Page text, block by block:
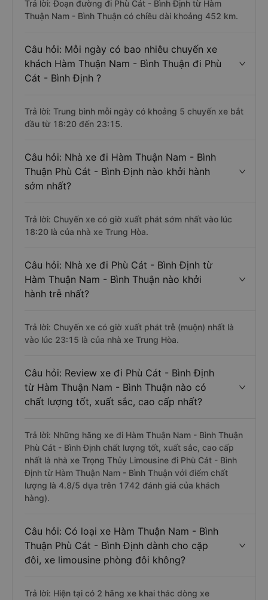
Trả lời: Đoạn đường đi Phù Cát - Bình Định từ Hàm
Thuận Nam - Bình Thuận có chiều dài khoảng 452 km.
Câu hỏi: Mỗi ngày có bao nhiêu chuyến xe
khách Hàm Thuận Nam - Bình Thuận đi Phù
Cát - Bình Định ?
Trả lời: Trung bình mỗi ngày có khoảng 5 chuyến xe bắt
đầu từ 18:20 đến 23:15.
Câu hỏi: Nhà xe đi Hàm Thuận Nam - Bình
Thuận Phù Cát - Bình Định nào khởi hành
sớm nhất?
Trả lời: Chuyến xe có giờ xuất phát sớm nhất vào lúc
18:20 là của nhà xe Trung Hòa.
Câu hỏi: Nhà xe đi Phù Cát - Bình Định từ
Hàm Thuận Nam - Bình Thuận nào khởi
hành trễ nhất?
Trả lời: Chuyến xe có giờ xuất phát trễ (muộn) nhất là
vào lúc 23:15 là của nhà xe Trung Hòa.
Câu hỏi: Review xe đi Phù Cát - Bình Định
từ Hàm Thuận Nam - Bình Thuận nào có
chất lượng tốt, xuất sắc, cao cấp nhất?
Trả lời: Những hãng xe đi Hàm Thuận Nam - Bình Thuận
Phù Cát - Bình Định chất lượng tốt, xuất sắc, cao cấp
nhất là nhà xe Trọng Thủy Limousine đi Phù Cát - Bình
Định từ Hàm Thuận Nam - Bình Thuận với điểm chất
lượng là 4.8/5 dựa trên 1742 đánh giá của khách
hàng).
Câu hỏi: Có loại xe Hàm Thuận Nam - Bình
Thuận Phù Cát - Bình Định dành cho cặp
đôi, xe limousine phòng đôi không?
Trả lời: Hiện tại có 2 hãng xe khai thác dòng xe